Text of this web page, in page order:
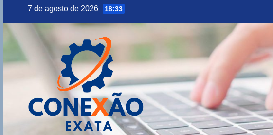
content
7 de agosto de 2026 18:33